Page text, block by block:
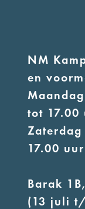
NM
en
tot 17.00
17.00 uur
Barak
(13 juli t/